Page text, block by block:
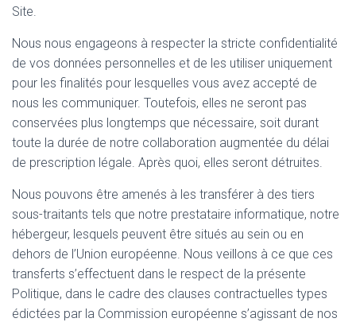
Site.
Nous nous engageons à respecter la stricte confidentialité
de vos données personnelles et de les utiliser uniquement
pour les finalités pour lesquelles vous avez accepté de
nous les communiquer. Toutefois, elles ne seront pas
conservées plus longtemps que nécessaire, soit durant
toute la durée de notre collaboration augmentée du délai
de prescription légale. Après quoi, elles seront détruites.
Nous pouvons être amenés à les transférer à des tiers
sous-traitants tels que notre prestataire informatique, notre
hébergeur, lesquels peuvent être situés au sein ou en
dehors de l’Union européenne. Nous veillons à ce que ces
transferts s’effectuent dans le respect de la présente
Politique, dans le cadre des clauses contractuelles types
édictées par la Commission européenne s’agissant de nos